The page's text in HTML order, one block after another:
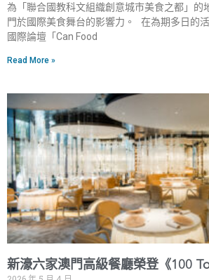
為「聯合國教科文組織創意城市美食之都」的
門於國際美食舞台的影響力。 在為期多日的
國際論壇「Can Food
Read More »
新濠六家澳門高級餐廳榮登《100